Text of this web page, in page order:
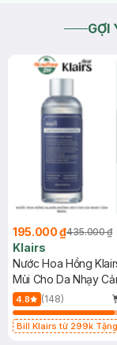
GỢI
195.000 ₫435.000 ₫
Klairs
Nước Hoa Hồng
Mùi Cho Da Nhạy
4.8 (148)
Bill Klairs từ 299k